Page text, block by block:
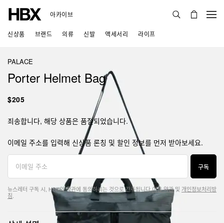
아카이브
신상품 브랜드 의류 신발 액세서리 라이프
PALACE
Porter Helmet Bag
$205
죄송합니다, 해당 상품은 품절되었습니다.
이메일 주소를 입력해 신상품 론칭 및 할인 정보를 먼저 받아보세요.
구독
뉴스레터 구독 시, HBX의 약관에 동의하시는 것으로 간주됩니다.이용 약관및 개인정보처리방
침